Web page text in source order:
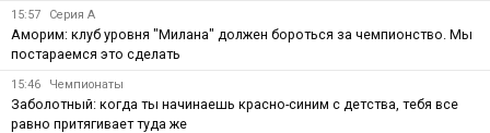
15:57 Серия А
Аморим: клуб уровня "Милана" должен бороться за чемпионство. Мы
постараемся это сделать
15:46 Чемпионаты
Заболотный: когда ты начинаешь красно-синим с детства, тебя все
равно притягивает туда же